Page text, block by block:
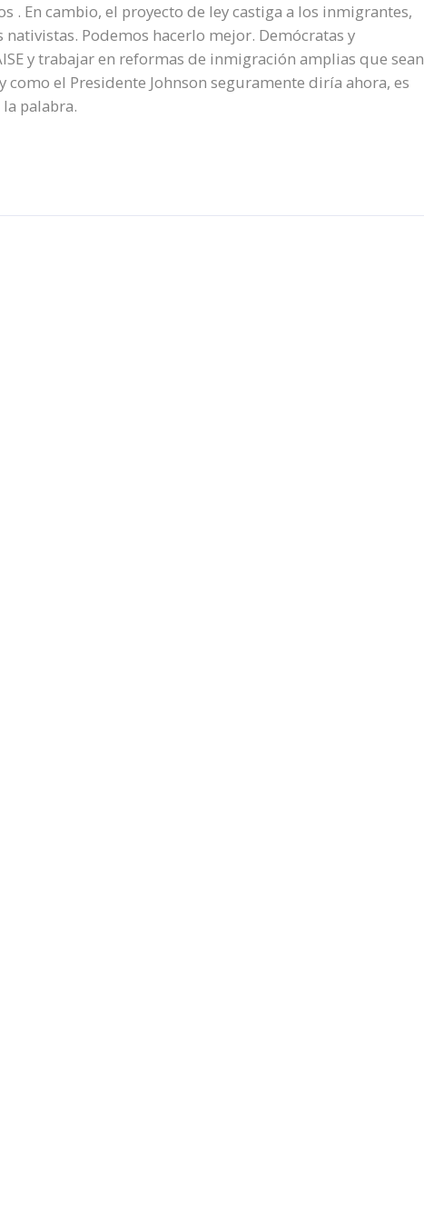
. En cambio, el proyecto de ley castiga a los inmigrantes,
Podemos hacerlo mejor. Demócratas y
y trabajar en reformas de inmigración amplias que sean
el Presidente Johnson seguramente diría ahora, es
palabra.